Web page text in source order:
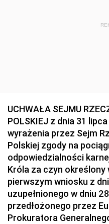
UCHWAŁA SEJMU
POLSKIEJ z dnia 31
wyrażenia przez Sejm
Polskiej zgody na
odpowiedzialności
Króla za czyn określony
pierwszym wniosku z
uzupełnionego w dniu
przedłożonego przez
Prokuratora